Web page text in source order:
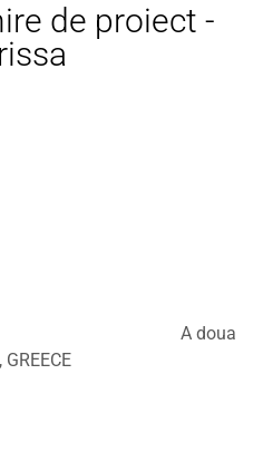
de proiect -